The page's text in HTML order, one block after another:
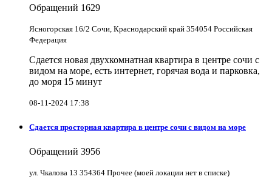
Обращений 1629
Ясногорская 16/2 Сочи, Краснодарский край 354054 Российская
Федерация
Сдается новая двухкомнатная квартира в центре сочи с
видом на море, есть интернет, горячая вода и парковка,
до моря 15 минут
08-11-2024 17:38
Сдается просторная квартира в центре сочи с видом на море
Обращений 3956
ул. Чкалова 13 354364 Прочее (моей локации нет в списке)